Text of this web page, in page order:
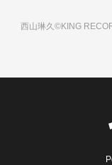
西山琳久©KING